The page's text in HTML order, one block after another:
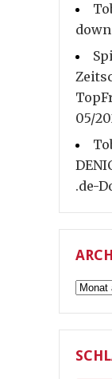
down
05/
.de-